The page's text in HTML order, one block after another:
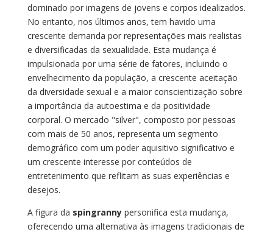
dominado por imagens de jovens e corpos idealizados.
No entanto, nos últimos anos, tem havido uma
crescente demanda por representações mais realistas
e diversificadas da sexualidade. Esta mudança é
impulsionada por uma série de fatores, incluindo o
envelhecimento da população, a crescente aceitação
da diversidade sexual e a maior conscientização sobre
a importância da autoestima e da positividade
corporal. O mercado "silver", composto por pessoas
com mais de 50 anos, representa um segmento
demográfico com um poder aquisitivo significativo e
um crescente interesse por conteúdos de
entretenimento que reflitam as suas experiências e
desejos.
A figura da spingrannypersonifica esta mudança,
oferecendo uma alternativa às imagens tradicionais de